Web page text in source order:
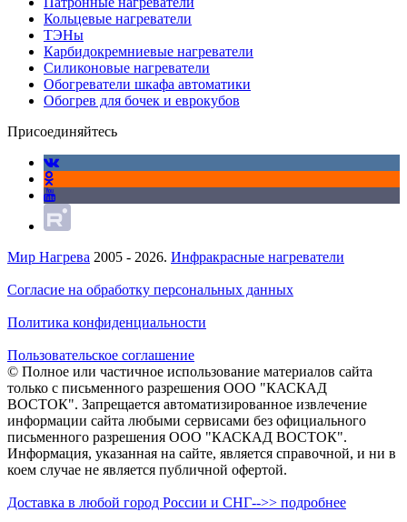
Кольцевые нагреватели
ТЭНы
Карбидокремниевые нагреватели
Силиконовые нагреватели
Обогреватели шкафа автоматики
Обогрев для бочек и еврокубов
Присоединяйтесь
Мир Нагрева 2005 - 2026. Инфракрасные нагреватели
Согласие на обработку персональных данных
Политика конфиденциальности
Пользовательское соглашение
© Полное или частичное использование материалов сайта
только с письменного разрешения ООО "КАСКАД
ВОСТОК". Запрещается автоматизированное извлечение
информации сайта любыми сервисами без официального
письменного разрешения ООО "КАСКАД ВОСТОК".
Информация, указанная на сайте, является справочной, и ни в
коем случае не является публичной офертой.
Доставка в любой город России и СНГ-->> подробнее